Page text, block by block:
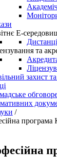
Е-
та
захист
/